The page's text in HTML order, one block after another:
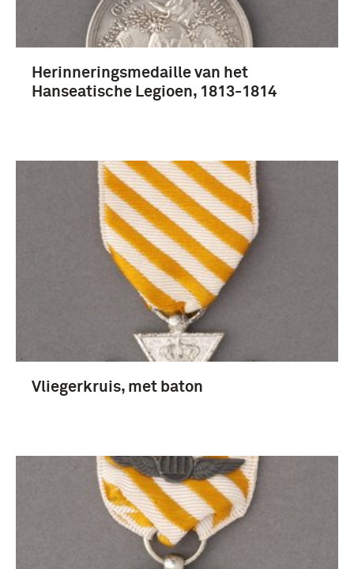
infanterie (8)
(6)
Juliana (koningin der Nederlanden) (5)
Utrecht (stad) (8)
Nederlands-Indië (6)
Herinneringsmedaille van het
Hanseatische Legioen, 1813-1814
Vliegerkruis, met baton